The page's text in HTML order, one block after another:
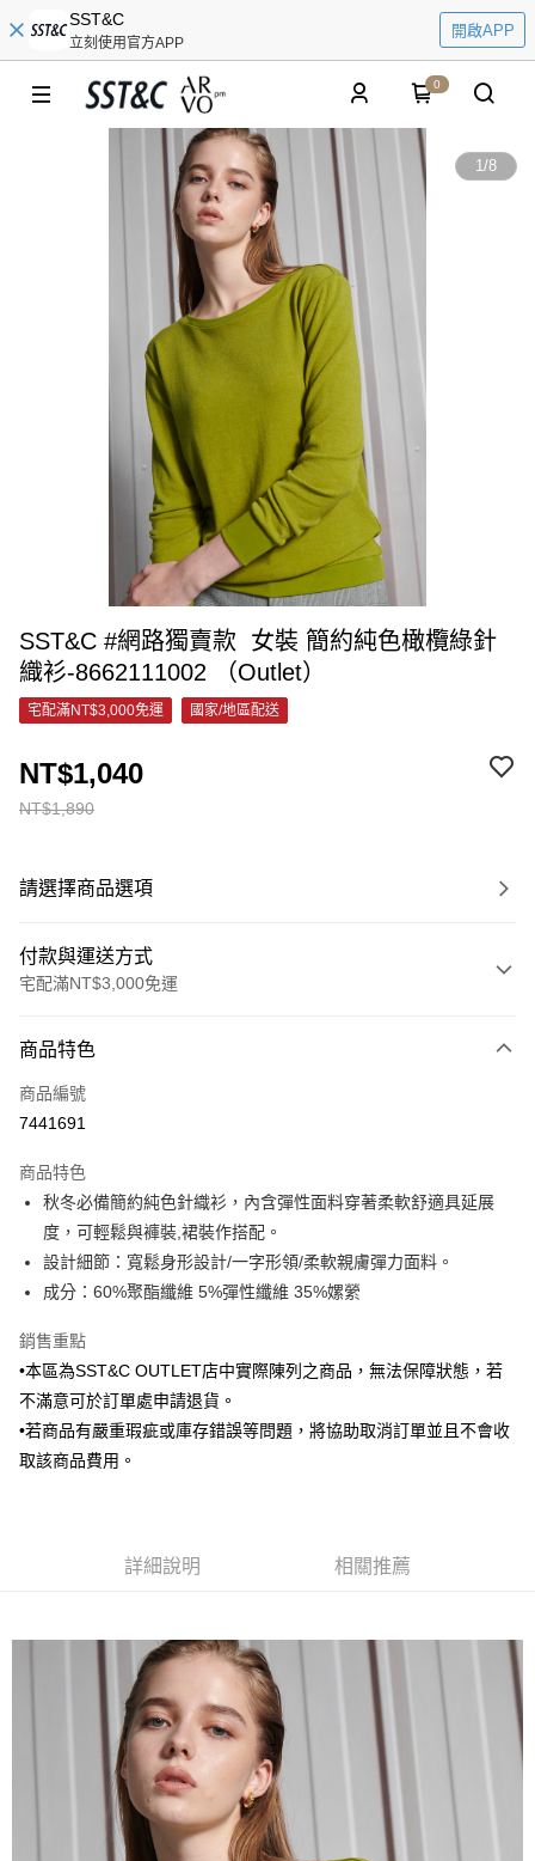
SST&C
立刻使用官方APP
開啟APP
0
1/8
SST&C #網路獨賣款 女裝 簡約純色橄欖綠針
織衫-8662111002 （Outlet）
宅配滿NT$3,000免運 國家/地區配送
NT$1,890
NT$1,040
請選擇商品選項
付款與運送方式
宅配滿NT$3,000免運
信用卡一次付款
信用卡分期付款
合作金庫商業銀行
華南商業銀行
彰化商業銀行
上海商業儲蓄銀行
國泰世華商業銀行
兆豐國際商業銀行
臺灣中小企業銀行
台中商業銀行
聯邦商業銀行
元大商業銀行
永豐商業銀行
台新國際商業銀行
台灣樂天信用卡公司
6 期 0 利率 每期
華南商業銀行
上海商業儲蓄銀行
台北富邦商業銀行
國泰世華商業銀行
兆豐國際商業銀行
匯豐（台灣）商業銀行
聯邦商業銀行
遠東國際商業銀行
元大商業銀行
玉山商業銀行
星展（台灣）商業銀行
台灣樂天信用卡公司
LINE Pay
Apple Pay
悠遊付
Google Pay
AFTEE先享後付是「在收到商品之後才付款」的支付方式。 讓您購物簡單
３．安心：先確認商品／服務後，再付款。
【「AFTEE先享後付」結帳流程】
１．於結帳方式選擇「AFTEE先享後付」後，將跳轉至「AFTEE先享後付」
結帳頁面，進行簡訊認證並確認金額後，即可完成結帳。
２．訂單成立數日內，您將收到繳費通知簡訊。
３．收到繳費通知簡訊後14天內，點擊此簡訊中的連結，可透過四大超商／
ATM／網路銀行／等多元方式進行付款，方視為交易完成。
※ 請注意：結帳手續完成當下不需立刻繳費，但若您需要取消訂單，請聯絡
購買商品的店家。未經商家同意取消之訂單仍視為有效，需透過AFTEE先享
每筆NT$120，滿NT$3,000(含以上)免運費
新竹物流離島宅配
每筆NT$350，滿NT$3,500(含以上)免運費
LINEX 宇迅國際
商品特色
商品編號
7441691
商品特色
秋冬必備簡約純色針織衫，內含彈性面料穿著柔軟舒適具延展
度，可輕鬆與褲裝,裙裝作搭配。
設計細節：寬鬆身形設計/一字形領/柔軟親膚彈力面料。
成分：60%聚酯纖維 5%彈性纖維 35%嫘縈
銷售重點
•本區為SST&C OUTLET店中實際陳列之商品，無法保障狀態，若
不滿意可於訂單處申請退貨。
•若商品有嚴重瑕疵或庫存錯誤等問題，將協助取消訂單並且不會收
取該商品費用。
詳細說明 相關推薦